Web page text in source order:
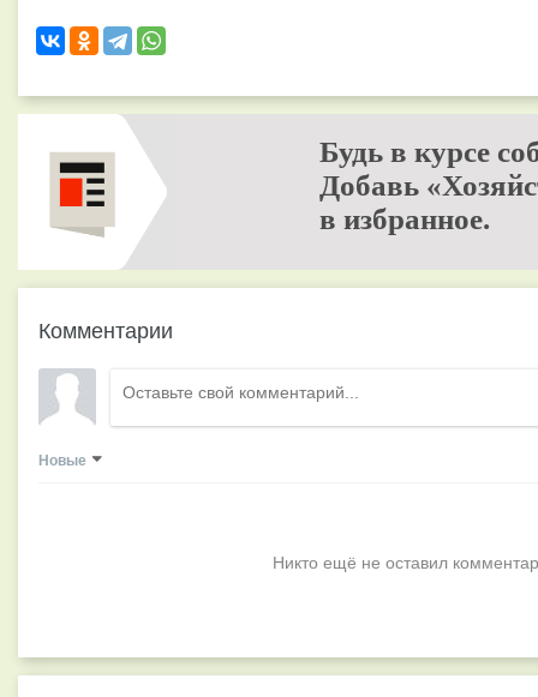
Будь в курсе
Добавь
в избранное.
Комментарии
Новые
Никто ещё не оставил